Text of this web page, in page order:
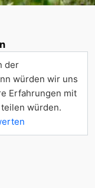
der
würden wir uns
Erfahrungen mit
würden.